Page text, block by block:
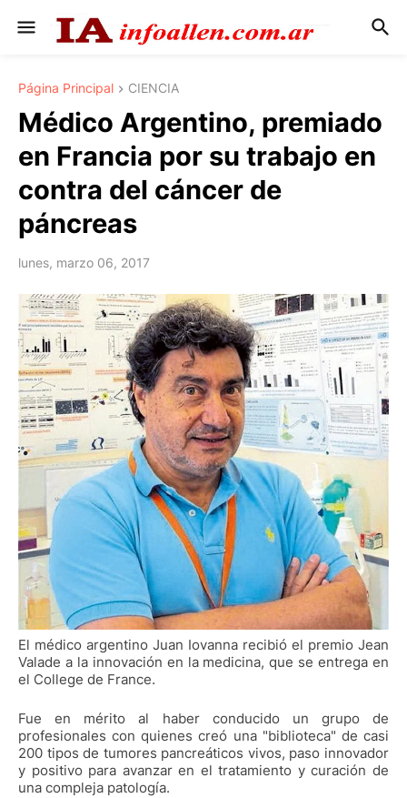
Página Principal CIENCIA
Médico Argentino, premiado
en Francia por su trabajo en
contra del cáncer de
páncreas
lunes, marzo 06, 2017
El médico argentino Juan Iovanna recibió el premio Jean
Valade a la innovación en la medicina, que se entrega en
el College de France.
Fue en mérito al haber conducido un grupo de
profesionales con quienes creó una "biblioteca" de casi
200 tipos de tumores pancreáticos vivos, paso innovador
y positivo para avanzar en el tratamiento y curación de
una compleja patología.